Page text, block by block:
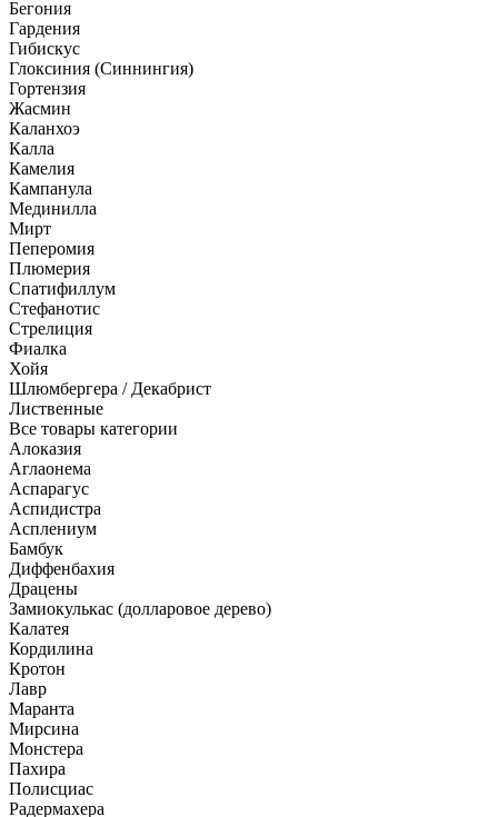
Бегония
Гардения
Гибискус
Глоксиния (Синнингия)
Гортензия
Жасмин
Каланхоэ
Калла
Камелия
Кампанула
Мединилла
Мирт
Пеперомия
Плюмерия
Спатифиллум
Стефанотис
Стрелиция
Фиалка
Хойя
Шлюмбергера / Декабрист
Лиственные
Все товары категории
Алоказия
Аглаонема
Аспарагус
Аспидистра
Асплениум
Бамбук
Диффенбахия
Драцены
Замиокулькас (долларовое дерево)
Калатея
Кордилина
Кротон
Лавр
Маранта
Мирсина
Монстера
Пахира
Полисциас
Радермахера